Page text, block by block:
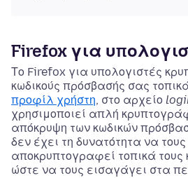
Firefox για
Το Firefox για υπολογιστές
κωδικούς πρόσβασής σας
προφίλ χρήστη, στο αρχείο
χρησιμοποιεί απλή
απόκρυψη των κωδικών
δεν έχει τη δυνατότητα να
αποκρυπτογραφεί τοπικά τους
ώστε να τους εισαγάγει στα